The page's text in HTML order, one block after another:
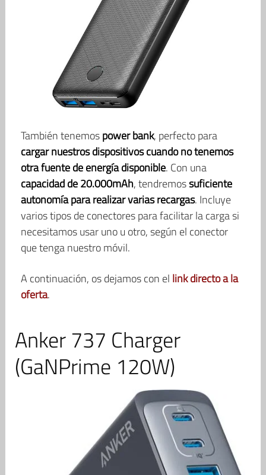
También tenemospower bank, perfecto para
cargar nuestros dispositivos cuando no tenemos
otra fuente de energía disponible. Con una
capacidad de 20.000mAh, tendremossuficiente
autonomía para realizar varias recargas. Incluye
varios tipos de conectores para facilitar la carga si
necesitamos usar uno u otro, según el conector
que tenga nuestro móvil.
A continuación, os dejamos con el link directo a la
oferta.
Anker 737 Charger
(GaNPrime 120W)